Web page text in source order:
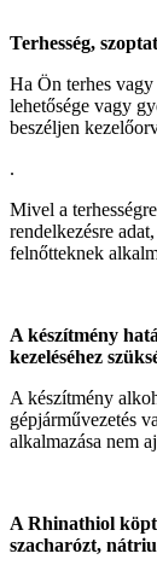
Terhesség,
Ha Ön terhes
lehetősége vagy
beszéljen
.
Mivel a
rendelkezésre
felnőtteknek
A készítmény
kezeléséhez
A készítmény
gépjárművezetés
alkalmazása nem
A Rhinathiol
szacharózt,